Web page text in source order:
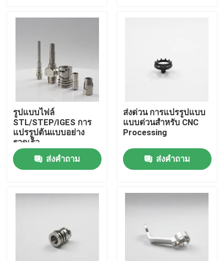
แสดง VR
ทัวร์โรงงาน
ควบคุมคุณภาพ
ขออ้าง
รูปแบบไฟล์
STL/STEP/IGES การ
แปรรูปต้นแบบอย่าง
รวดเร็ว
ส่งคำถาม
ส่งด่วน การแปรรูปแบบ
แบบด่วนสําหรับ CNC
Processing
ส่งคำถาม